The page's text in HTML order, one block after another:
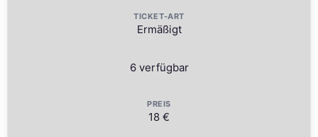
Ermäßigt
6 verfügbar
18 €